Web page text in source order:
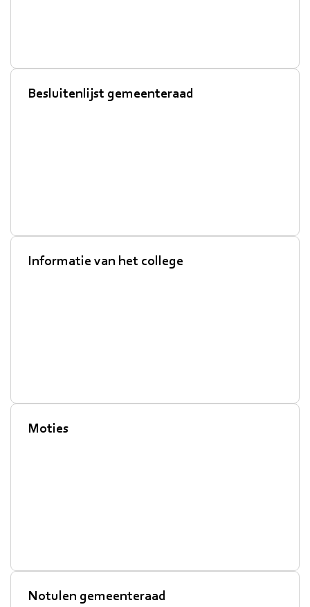
Besluitenlijst gemeenteraad
Informatie van het college
Moties
Notulen gemeenteraad